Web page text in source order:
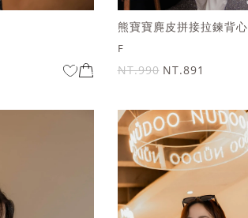
熊寶寶麂皮拼接拉鍊背心
F
NT.990 NT.891